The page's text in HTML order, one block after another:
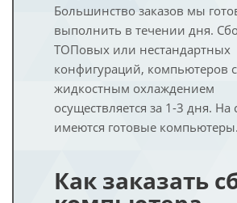
Большинство заказов мы
выполнить в течении дня.
ТОПовых или нестандартных
конфигураций, компьютеров с
жидкостным охлаждением
осуществляется за 1-3 дня. На
имеются готовые компьютеры.
Как заказать